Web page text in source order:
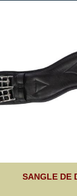
SANGLE DE